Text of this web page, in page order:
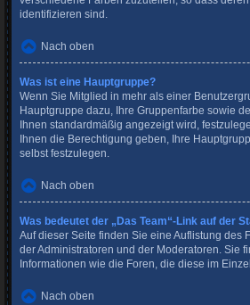
identifizieren sind.
Nach oben
Was ist eine Hauptgruppe?
Wenn Sie Mitglied in mehr als einer
Hauptgruppe dazu, Ihre Gruppenfarbe sowie
Ihnen standardmäßig angezeigt wird,
Ihnen die Berechtigung geben, Ihre
selbst festzulegen.
Nach oben
Was bedeutet der „Das Team“-Link auf der
Auf dieser Seite finden Sie eine Auflistung des
der Administratoren und der Moderatoren. Sie
Informationen wie die Foren, die diese im
Nach oben